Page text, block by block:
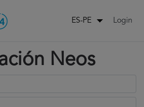
ES-PE Login
Neos